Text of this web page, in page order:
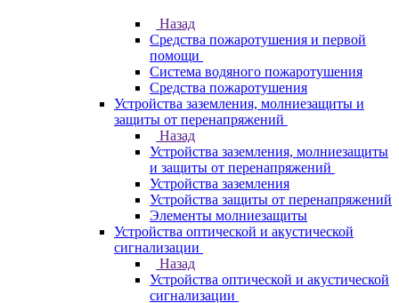
Назад
Средства пожаротушения и первой
помощи
Система водяного пожаротушения
Средства пожаротушения
Устройства заземления, молниезащиты и
защиты от перенапряжений
Назад
Устройства заземления, молниезащиты
и защиты от перенапряжений
Устройства заземления
Устройства защиты от перенапряжений
Элементы молниезащиты
Устройства оптической и акустической
сигнализации
Назад
Устройства оптической и акустической
сигнализации